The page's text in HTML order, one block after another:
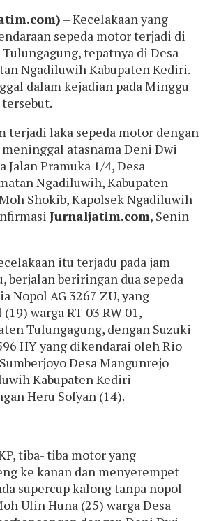
– Kecelakaan yang
sepeda motor terjadi di
tepatnya di Desa
Ngadiluwih Kabupaten Kediri.
dalam kejadian pada Minggu
terjadi laka sepeda motor dengan
atasnama Deni Dwi
Jalan Pramuka 1/4, Desa
Ngadiluwih, Kabupaten
Shokib, Kapolsek Ngadiluwih
Jurnaljatim.com, Senin
itu terjadu pada jam
berjalan beriringan dua sepeda
Nopol AG 3267 ZU, yang
warga RT 03 RW 01,
Tulungagung, dengan Suzuki
HY yang dikendarai oleh Rio
Desa Mangunrejo
Kabupaten Kediri
Heru Sofyan (14).
tiba- tiba motor yang
ke kanan dan menyerempet
supercup kalong tanpa nopol
Ulin Huna (25) warga Desa